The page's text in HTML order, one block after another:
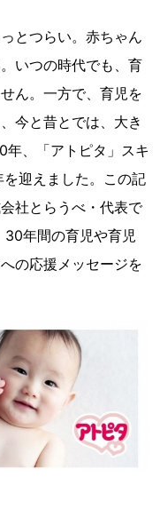
とつらい。赤ちゃん
いつの時代でも、育
ん。一方で、育児を
今と昔とでは、大き
年、「アトピタ」スキ
迎えました。この記
社とらうべ・代表で
30年間の育児や育児
の応援メッセージを